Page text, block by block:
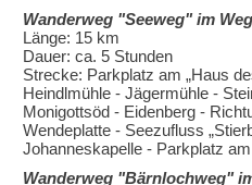
Wanderweg "Seeweg" im
Länge: 15 km
Dauer: ca. 5 Stunden
Strecke: Parkplatz am „Haus
Heindlmühle - Jägermühle -
Monigottsöd - Eidenberg -
Wendeplatte - Seezufluss
Johanneskapelle - Parkplatz
Wanderweg "Bärnlochweg"